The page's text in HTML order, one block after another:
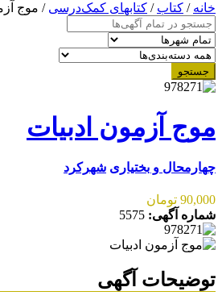
خانه/ کتاب/ کتابهای کمک‌درسی / موج
جستجو
موج آزمون ادبیات
چهارمحال و بختیاری شهرکرد
90,000 تومان
شماره آگهی: 5575
توضیحات آگهی